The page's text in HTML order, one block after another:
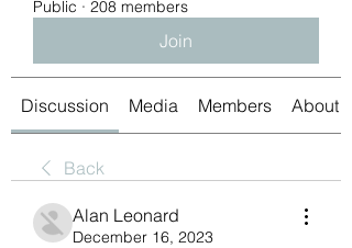
Public · 208 members
Join
Discussion Media Members About
Back
Alan Leonard
December 16, 2023